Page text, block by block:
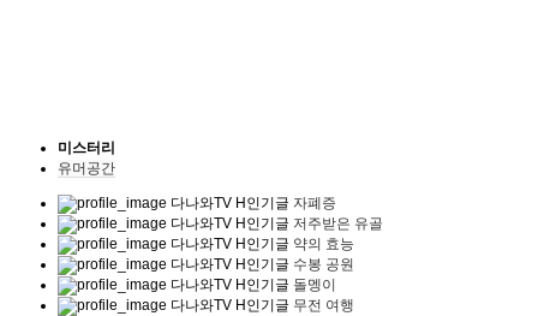
미스터리
유머공간
다나와TV H 인기글 자폐증
다나와TV H 인기글 저주받은 유골
다나와TV H 인기글 약의 효능
다나와TV H 인기글 수봉 공원
다나와TV H 인기글 돌멩이
다나와TV H 인기글 무전 여행